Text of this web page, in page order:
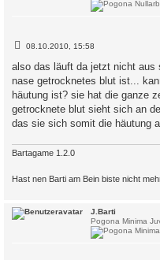
B
t
r
g
08.10.2010, 15:58
also das läuft da jetzt nicht aus
nase getrocknetes blut ist...
häutung ist? sie hat die ganze
getrocknete blut sieht sich an
das sie sich somit die häutung
Bartagame 1.2.0
Hast nen Barti am Bein biste nicht
J.Barti
Pogona Minima